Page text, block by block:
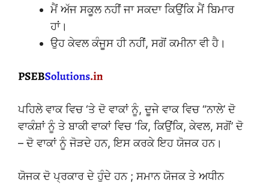
ਮੈਂ ਅੱਜ ਸਕੂਲ ਨਹੀਂ ਜਾ ਸਕਦਾ ਕਿਉਂਕਿ ਮੈਂ ਬਿਮਾਰ
ਹਾਂ।
ਉਹ ਕੇਵਲ ਕੰਜੂਸ ਹੀ ਨਹੀਂ, ਸਗੋਂ ਕਮੀਨਾ ਵੀ ਹੈ।
ਪਹਿਲੇ ਵਾਕ ਵਿਚ ‘ਤੇ ਦੋ ਵਾਕਾਂ ਨੂੰ, ਦੂਜੇ ਵਾਕ ਵਿਚ “ਨਾਲੇ’ ਦੋ
ਵਾਕੰਸ਼ਾਂ ਨੂੰ ਤੇ ਬਾਕੀ ਵਾਕਾਂ ਵਿਚ ‘ਕਿ, ਕਿਉਂਕਿ, ਕੇਵਲ, ਸਗੋਂ’ ਦੋ
– ਦੋ ਵਾਕਾਂ ਨੂੰ ਜੋੜਦੇ ਹਨ, ਇਸ ਕਰਕੇ ਇਹ ਯੋਜਕ ਹਨ।
ਯੋਜਕ ਦੋ ਪ੍ਰਕਾਰ ਦੇ ਹੁੰਦੇ ਹਨ ; ਸਮਾਨ ਯੋਜਕ ਤੇ ਅਧੀਨ